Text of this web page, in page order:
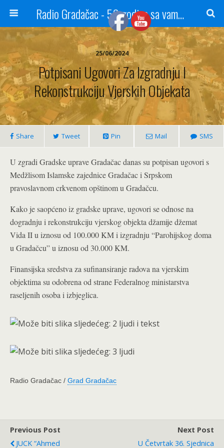
Radio Gradačac - 56 godina sa vama...
25/06/2024
Potpisani Ugovori Za Izgradnju I
Rekonstrukciju Vjerskih Objekata
Share Tweet Pin Mail SMS
U zgradi Gradske uprave Gradačac danas su potpisan ugovori s
Medžlisom Islamske zajednice Gradačac i Srpskom
pravoslavnom crkvenom opštinom u Gradačcu.
Kako je saopćeno iz gradske uprave, ugovori se odnose na
dogradnju i rekonstrukciju vjerskog objekta džamije džemat
Vida II u iznosu od 100.000 KM i izgradnju “Parohijskog doma
u Gradačcu” u iznosu od 30.000 KM.
Finansijska sredstva za sufinansiranje radova na vjerskim
objektima su odobrena od strane Federalnog ministarstva
raseljenih osoba i izbjeglica.
Radio Gradačac / Grad Gradačac
Previous Post
JUCK “Ahmed
Next Post
U Četvrtak 36. Sjednica